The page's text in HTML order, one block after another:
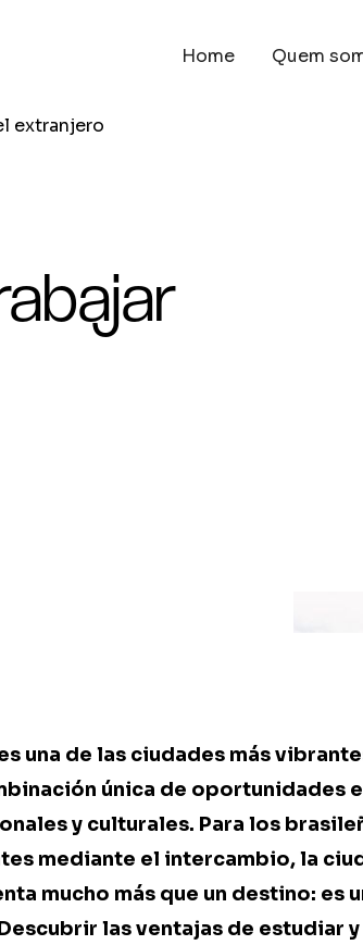
Home Quem
extranjero
una de las ciudades más
única de oportunidades
y culturales. Para los
mediante el intercambio, la
mucho más que un destino: es
las ventajas de estudiar